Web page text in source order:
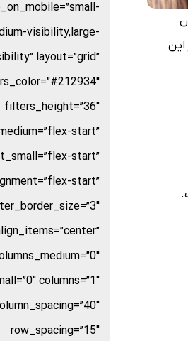
visibility,large-
layout=”grid”
filters_height=”36″
start”
start”
start”
columns=”1″
row_spacing=”15″